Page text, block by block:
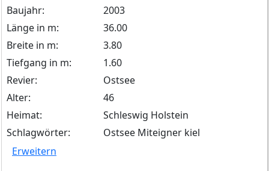
Baujahr:
2003
Länge in m:
36.00
Breite in m:
3.80
Tiefgang in m:
1.60
Revier:
Ostsee
Alter:
46
Heimat:
Schleswig Holstein
Schlagwörter:
Ostsee Miteigner kiel
Erweitern